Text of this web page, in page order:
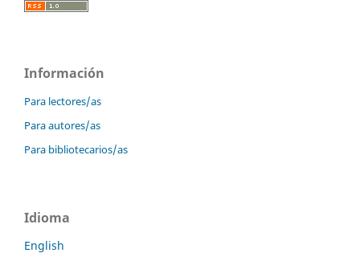
Información
Para lectores/as
Para autores/as
Para bibliotecarios/as
Idioma
English